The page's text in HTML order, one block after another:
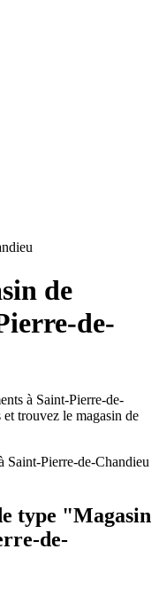
de
de-
à Saint-Pierre-de-
trouvez le magasin de
Saint-Pierre-de-Chandieu
type "Magasin
de-